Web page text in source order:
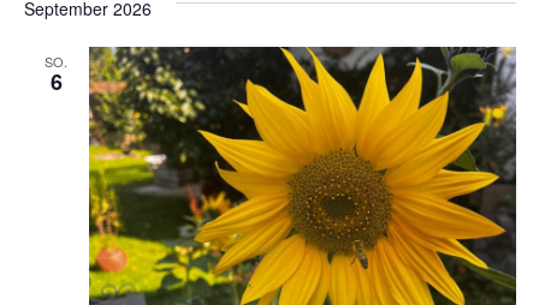
September 2026
SO.
6